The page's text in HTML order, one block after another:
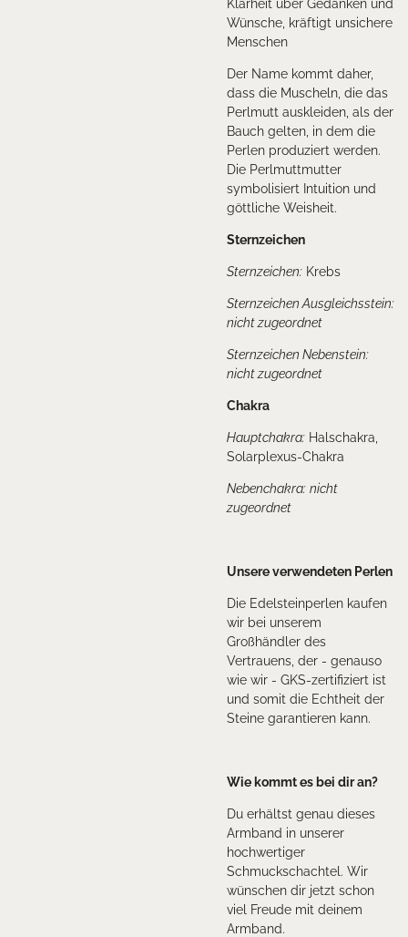
Klarheit über Gedanken und
Wünsche, kräftigt unsichere
Menschen
Der Name kommt daher,
dass die Muscheln, die das
Perlmutt auskleiden, als der
Bauch gelten, in dem die
Perlen produziert werden.
Die Perlmuttmutter
symbolisiert Intuition und
göttliche Weisheit.
Sternzeichen
Sternzeichen: Krebs
Sternzeichen Ausgleichsstein:
nicht zugeordnet
Sternzeichen Nebenstein:
nicht zugeordnet
Chakra
Hauptchakra: Halschakra,
Solarplexus-Chakra
Nebenchakra: nicht
zugeordnet
Unsere verwendeten Perlen
Die Edelsteinperlen kaufen
wir bei unserem
Großhändler des
Vertrauens, der - genauso
wie wir - GKS-zertifiziert ist
und somit die Echtheit der
Steine garantieren kann.
Wie kommt es bei dir an?
Du erhältst genau dieses
Armband in unserer
hochwertiger
Schmuckschachtel. Wir
wünschen dir jetzt schon
viel Freude mit deinem
Armband.